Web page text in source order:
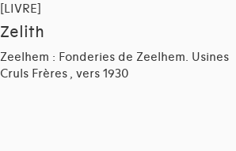
[LIVRE]
Zelith
Zeelhem : Fonderies de Zeelhem. Usines
Cruls Frères , vers 1930